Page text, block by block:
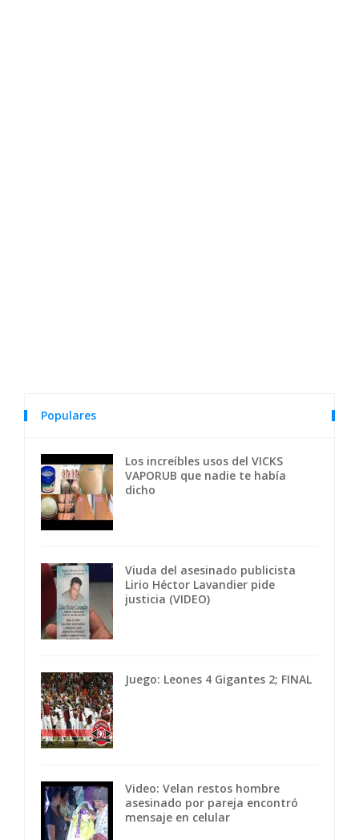
Populares
Los increíbles usos del VICKS
VAPORUB que nadie te había
dicho
Viuda del asesinado publicista
Lirio Héctor Lavandier pide
justicia (VIDEO)
Juego: Leones 4 Gigantes 2; FINAL
Video: Velan restos hombre
asesinado por pareja encontró
mensaje en celular